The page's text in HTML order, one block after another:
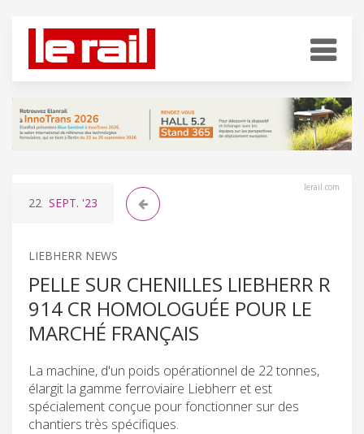
lerail.com
22 SEPT. '23
LIEBHERR NEWS
PELLE SUR CHENILLES LIEBHERR R
914 CR HOMOLOGUÉE POUR LE
MARCHÉ FRANÇAIS
La machine, d'un poids opérationnel de 22 tonnes,
élargit la gamme ferroviaire Liebherr et est
spécialement conçue pour fonctionner sur des
chantiers très spécifiques.